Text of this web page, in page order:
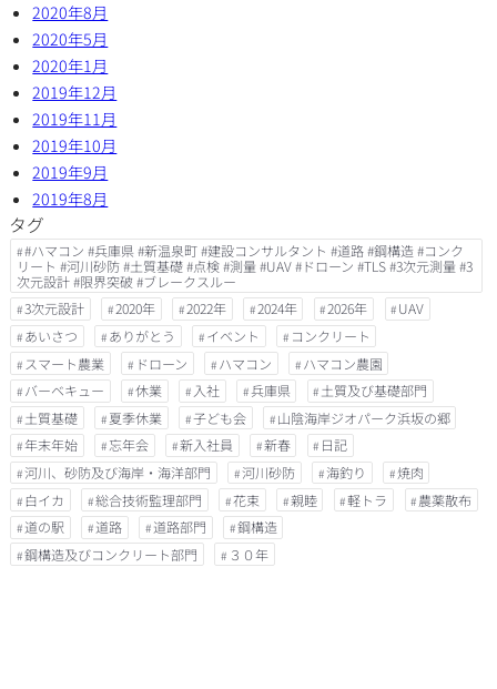
2020年8月
2020年5月
2020年1月
2019年12月
2019年11月
2019年10月
2019年9月
2019年8月
タグ
#ハマコン #兵庫県 #新温泉町 #建設コンサルタント #道路 #鋼構造 #コンク
リート #河川砂防 #土質基礎 #点検 #測量 #UAV #ドローン #TLS #3次元測量 #3
次元設計 #限界突破 #ブレークスルー
3次元設計
2020年 2022年 2024年 2026年
UAV
あいさつ
ありがとう イベント
コンクリート
スマート農業
ドローン ハマコン
ハマコン農園
バーベキュー
休業 入社 兵庫県
土質及び基礎部門
土質基礎
夏季休業 子ども会
山陰海岸ジオパーク浜坂の郷
年末年始
忘年会 新入社員 新春
日記
河川、砂防及び海岸・海洋部門
河川砂防 海釣り
焼肉
白イカ
総合技術監理部門 花束 親睦 軽トラ
農薬散布
道の駅
道路 道路部門
鋼構造
鋼構造及びコンクリート部門
３０年